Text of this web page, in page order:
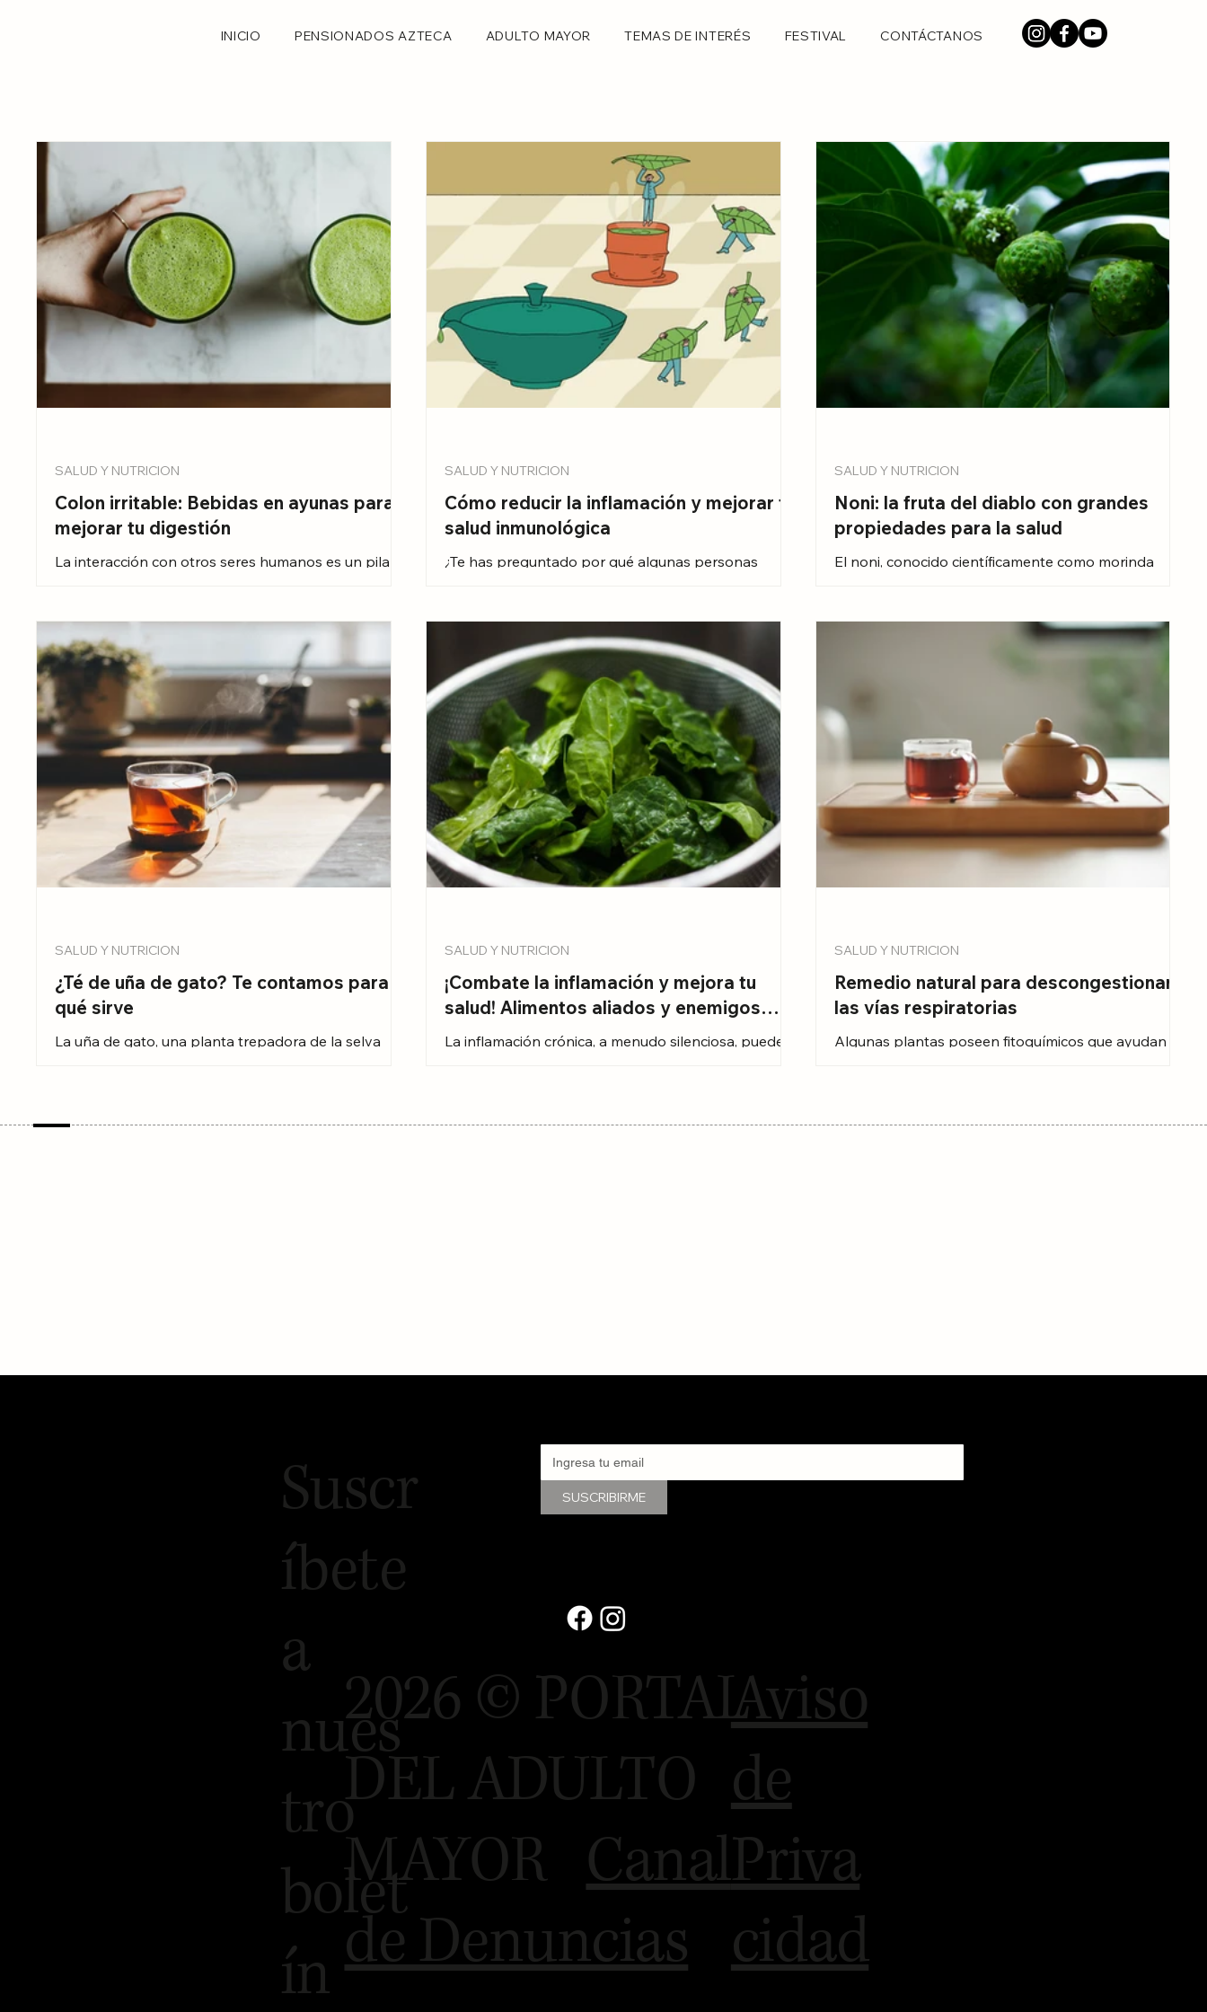
INICIO PENSIONADOS AZTECA ADULTO MAYOR TEMAS DE INTERÉS FESTIVAL CONTÁCTANOS
Colon irritable: Bebidas en ayunas para
mejorar tu digestión
La interacción con otros seres humanos es un pilar
significativas, sino que también juega un papel
crucial en nuestro desarrollo personal y bienestar
general. Sin embargo, para algunos, este proceso
puede resultar un verdadero desafío.
SALUD Y NUTRICION
Cómo reducir la inflamación y mejorar tu
salud inmunológica
¿Te has preguntado por qué algunas personas
radica en cómo manejan la inflamación en su cuerpo.
SALUD Y NUTRICION
Noni: la fruta del diablo con grandes
propiedades para la salud
El noni, conocido científicamente como morinda
tradicional durante siglos por sus diversas
propiedades beneficiosas para la salud. Aunque
algunos también la conocen como la fruta del
debido a sus características físicas poco comunes.
SALUD Y NUTRICION
¿Té de uña de gato? Te contamos para
qué sirve
La uña de gato, una planta trepadora de la selva
para el cáncer hasta su uso en infusiones caseras, la
SALUD Y NUTRICION
¡Combate la inflamación y mejora tu
salud! Alimentos aliados y enemigos
según Harvard
La inflamación crónica, a menudo silenciosa, puede
manejo del estrés son claves para combatirla, la
SALUD Y NUTRICION
Remedio natural para descongestionar
las vías respiratorias
Algunas plantas poseen fitoquímicos que ayudan a
SALUD Y NUTRICION
2026 © PORTAL
DEL ADULTO
MAYOR Canal
de Denuncias
Suscr
íbete
a
nues
tro
bolet
ín
SUSCRIBIRME
Aviso
de
Priva
cidad